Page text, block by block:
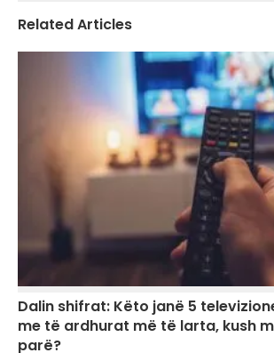
Related Articles
Dalin shifrat: Këto janë 5
me të ardhurat më të larta, kush
parë?